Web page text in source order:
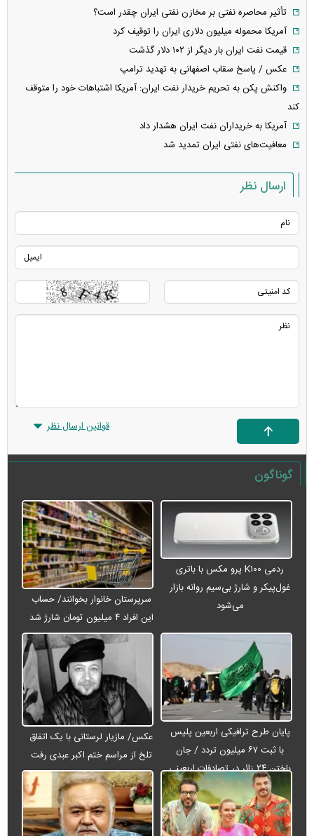
تأثیر محاصره نفتی بر مخازن نفتی ایران چقدر است؟
آمریکا محموله میلیون دلاری ایران را توقیف کرد
قیمت نفت ایران بار دیگر از ۱۰۲ دلار گذشت
عکس / پاسخ سقاب اصفهانی به تهدید ترامپ
واکنش پکن به تحریم خریدار نفت ایران: آمریکا اشتباهات خود را متوقف
کند
آمریکا به خریداران نفت ایران هشدار داد
معافیت‌های نفتی ایران تمدید شد
ارسال نظر
قوانین ارسال نظر
گوناگون
ردمی K۱۰۰ پرو مکس با باتری
غول‌پیکر و شارژ بی‌سیم روانه بازار
می‌شود
سرپرستان خانوار بخوانند/ حساب
این افراد ۴ میلیون تومان شارژ شد
پایان طرح ترافیکی اربعین پلیس
با ثبت ۶۷ میلیون تردد / جان
باختن ۲۴ زائر در تصادفات اربعینی
عکس/ مازیار لرستانی با یک اتفاق
تلخ از مراسم ختم اکبر عبدی رفت